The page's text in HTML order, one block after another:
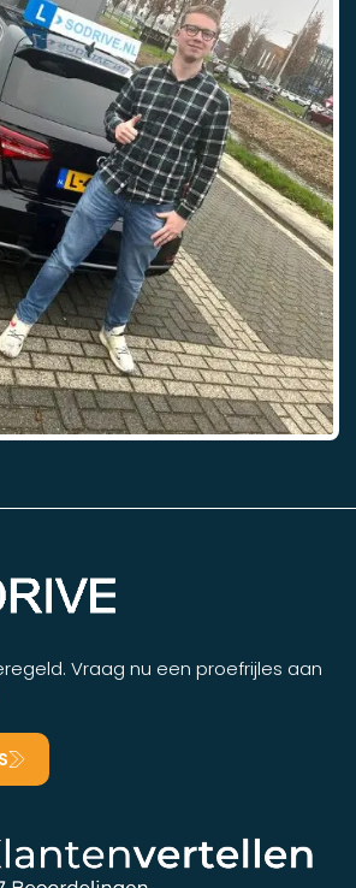
Vraag nu een proefrijles aan